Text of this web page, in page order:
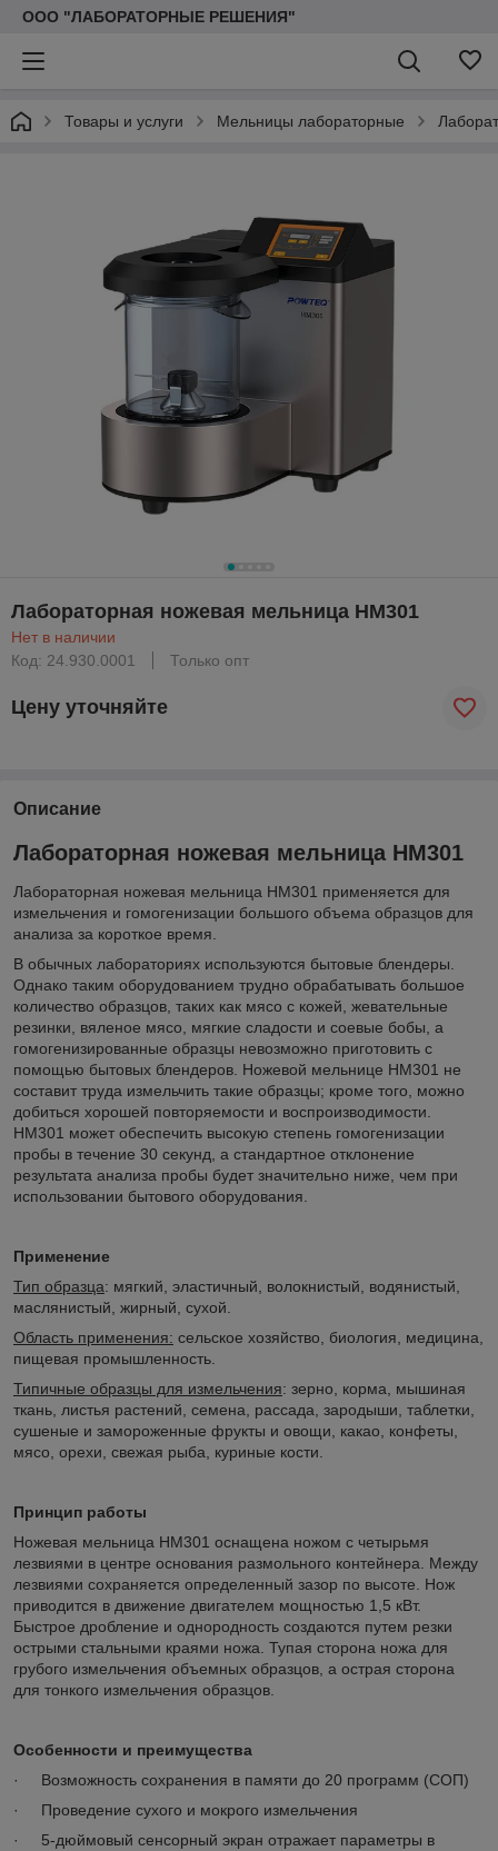
ООО "ЛАБОРАТОРНЫЕ РЕШЕНИЯ"
Товары и услуги Мельницы лабораторные
Лабораторная ножевая мельница HM301
Нет в наличии
Код: 24.930.0001
Только опт
Цену уточняйте
Описание
Лабораторная ножевая мельница HM301
Лабораторная ножевая мельница HM301 применяется для
измельчения и гомогенизации большого объема образцов для
анализа за короткое время.
В обычных лабораториях используются бытовые блендеры.
Однако таким оборудованием трудно обрабатывать большое
количество образцов, таких как мясо с кожей, жевательные
резинки, вяленое мясо, мягкие сладости и соевые бобы, а
гомогенизированные образцы невозможно приготовить с
помощью бытовых блендеров. Ножевой мельнице HM301 не
составит труда измельчить такие образцы; кроме того, можно
добиться хорошей повторяемости и воспроизводимости.
HM301 может обеспечить высокую степень гомогенизации
пробы в течение 30 секунд, а стандартное отклонение
результата анализа пробы будет значительно ниже, чем при
использовании бытового оборудования.
Применение
Тип образца: мягкий, эластичный, волокнистый, водянистый,
маслянистый, жирный, сухой.
Область применения: сельское хозяйство, биология, медицина,
пищевая промышленность.
Типичные образцы для измельчения: зерно, корма, мышиная
ткань, листья растений, семена, рассада, зародыши, таблетки,
сушеные и замороженные фрукты и овощи, какао, конфеты,
мясо, орехи, свежая рыба, куриные кости.
Принцип работы
Ножевая мельница HM301 оснащена ножом с четырьмя
лезвиями в центре основания размольного контейнера. Между
лезвиями сохраняется определенный зазор по высоте. Нож
приводится в движение двигателем мощностью 1,5 кВт.
Быстрое дробление и однородность создаются путем резки
острыми стальными краями ножа. Тупая сторона ножа для
грубого измельчения объемных образцов, а острая сторона
для тонкого измельчения образцов.
Особенности и преимущества
· Возможность сохранения в памяти до 20 программ (СОП)
· Проведение сухого и мокрого измельчения
· 5-дюймовый сенсорный экран отражает параметры в